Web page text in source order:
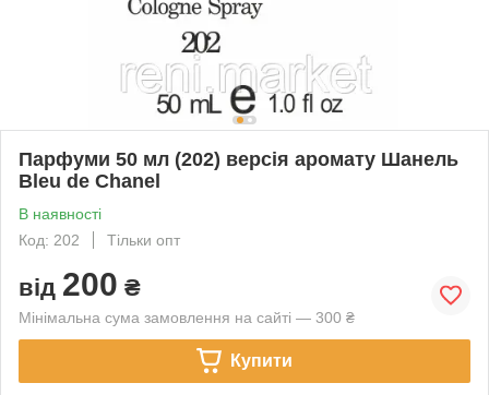
Парфуми 50 мл (202) версія аромату Шанель
Bleu de Chanel
В наявності
Код: 202
Тільки опт
від 200 ₴
Мінімальна сума замовлення на сайті — 300 ₴
Купити